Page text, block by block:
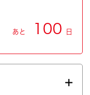
あと 100 日